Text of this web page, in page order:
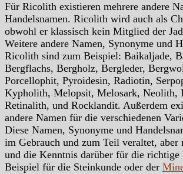
Für Ricolith existieren mehrere andere
Handelsnamen. Ricolith wird auch als
obwohl er klassisch kein Mitglied der
Weitere andere Namen, Synonyme und
Ricolith sind zum Beispiel: Baikaljade,
Bergflachs, Bergholz, Bergleder,
Porcellophit, Pyroidesin, Radiotin,
Kypholith, Melopsit, Melosark, Neolith,
Retinalith, und Rocklandit. Außerdem
andere Namen für die verschiedenen
Diese Namen, Synonyme und
im Gebrauch und zum Teil veraltet, aber
und die Kenntnis darüber für die richtige
Beispiel für die Steinkunde oder der